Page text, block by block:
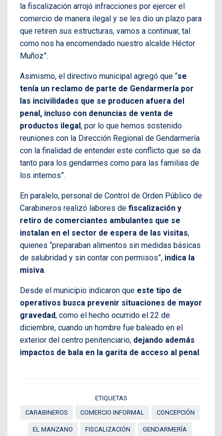
la fiscalización arrojó infracciones por ejercer el
comercio de manera ilegal y se les dio un plazo para
que retiren sus estructuras, vamos a continuar, tal
como nos ha encomendado nuestro alcalde Héctor
Muñoz”.
Asimismo, el directivo municipal agregó que “se
tenía un reclamo de parte de Gendarmería por
las incivilidades que se producen afuera del
penal, incluso con denuncias de venta de
productos ilegal , por lo que hemos sostenido
reuniones con la Dirección Regional de Gendarmería
con la finalidad de entender este conflicto que se da
tanto para los gendarmes como para las familias de
los internos”.
En paralelo, personal de Control de Orden Público de
Carabineros realizó labores de fiscalización y
retiro de comerciantes ambulantes que se
instalan en el sector de espera de las visitas,
quienes “preparaban alimentos sin medidas básicas
de salubridad y sin contar con permisos”, indica la
misiva.
Desde el municipio indicaron que este tipo de
operativos busca prevenir situaciones de mayor
gravedad, como el hecho ocurrido el 22 de
diciembre, cuando un hombre fue baleado en el
exterior del centro penitenciario, dejando además
impactos de bala en la garita de acceso al penal .
ETIQUETAS
CARABINEROS
COMERCIO INFORMAL CONCEPCIÓN
EL MANZANO FISCALIZACIÓN GENDARMERÍA